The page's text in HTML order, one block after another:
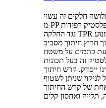
חלקים זה עשוי
מ-PP באיכות מזון. לקרשי החיתוך מפלסטיק רפידות
נגד החלקה TPR בחלק העליון והתחתון כדי למנוע
חריץ חיתוך מסביב
כתמים על משטח
זה בעל תכונות
ייסדק. קרש חיתוך
שניתן לשטוף
אחת של קרש החיתוך